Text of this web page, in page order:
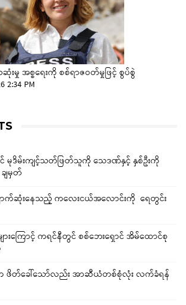
မှု အစ္စရေးကို စစ်ရာဇဝတ်မှုဖြင့် စွပ်စွဲ
2:34 PM
င် မုဒိမ်းကျင့်သတ်ဖြတ်သူကို သေဒဏ်နှင့် နှစ်ဦးကို
ျမှတ်
ောက်ဆုံးနေသည့် ကလေးငယ်အလောင်းကို ရေတွင်း
ားကြောင့် ကရင်နီတွင် စစ်ဘေးရှောင် အိမ်ထောင်စု
ဖိတ်ခေါ်သော်လည်း အာဆီယံတစ်စုံလုံး လက်ခံရန်